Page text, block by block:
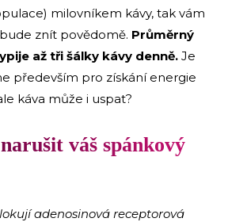
milovníkem kávy, tak vám
znít povědomě. Průměrný
až tři šálky kávy denně. Je
především pro získání energie
káva může i uspat?
váš spánkový
adenosinová receptorová